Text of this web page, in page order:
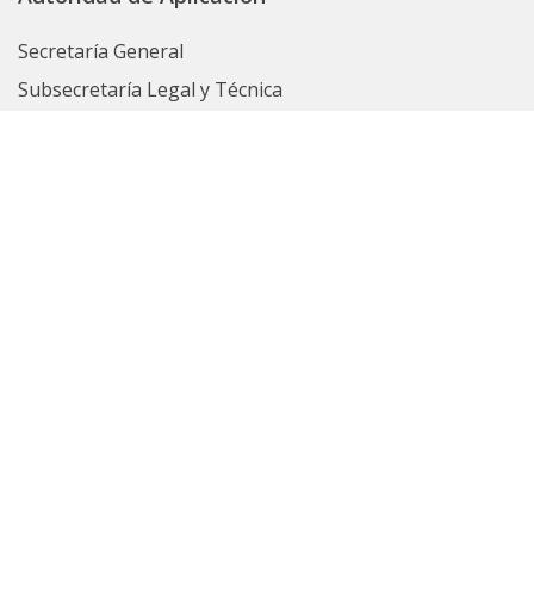
Secretaría General
Subsecretaría Legal y Técnica